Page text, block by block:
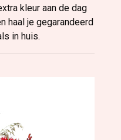
kleur aan de dag
haal je gegarandeerd
in huis.